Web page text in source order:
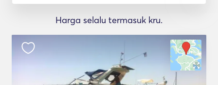
Harga selalu termasuk kru.